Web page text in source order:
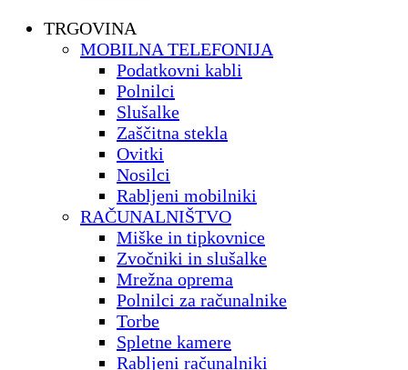
TRGOVINA
MOBILNA TELEFONIJA
Podatkovni kabli
Polnilci
Slušalke
Zaščitna stekla
Ovitki
Nosilci
Rabljeni mobilniki
RAČUNALNIŠTVO
Miške in tipkovnice
Zvočniki in slušalke
Mrežna oprema
Polnilci za računalnike
Torbe
Spletne kamere
Rabljeni računalniki